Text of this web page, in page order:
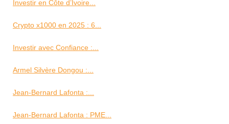
Investir en Côte d’Ivoire...
Crypto x1000 en 2025 : 6...
Investir avec Confiance :...
Armel Silvère Dongou :...
Jean-Bernard Lafonta :...
Jean-Bernard Lafonta : PME...